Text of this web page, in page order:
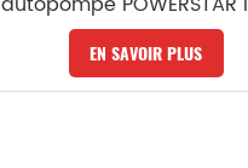
EN SAVOIR PLUS